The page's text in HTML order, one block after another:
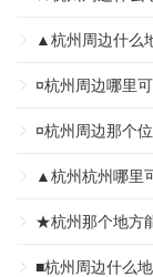
▲杭州周边什么
¤杭州周边哪里
¤杭州周边那个
▲杭州杭州哪里
★杭州那个地方
■杭州周边什么